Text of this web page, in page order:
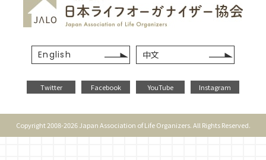
English 中文
Twitter Facebook YouTube Instagram
Copyright 2008-2026 Japan Association of Life Organizers. All Rights Reserved.